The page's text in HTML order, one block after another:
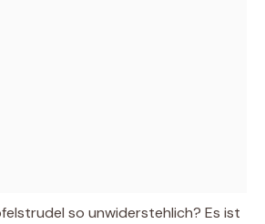
so unwiderstehlich? Es ist